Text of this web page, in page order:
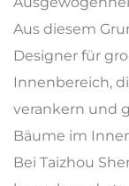
Aus diesem
Designer für
Innenbereich,
verankern und
Bäume im
Bei Taizhou